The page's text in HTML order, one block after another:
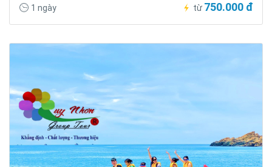
1 ngày từ 750.000 đ